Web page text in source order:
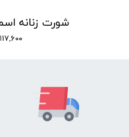
شورت زنانه
۱۱۷,۶۰۰ تومان